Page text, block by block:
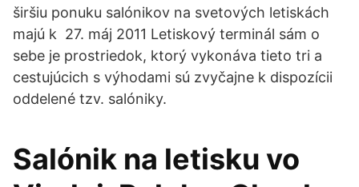
širšiu ponuku salónikov na svetových letiskách
majú k 27. máj 2011 Letiskový terminál sám o
sebe je prostriedok, ktorý vykonáva tieto tri a
cestujúcich s výhodami sú zvyčajne k dispozícii
oddelené tzv. salóniky.
Salónik na letisku vo